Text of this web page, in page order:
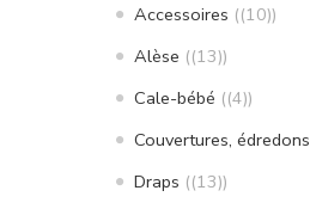
Accessoires (10)
Alèse (13)
Cale-bébé (4)
Couvertures, édredons
Draps (13)